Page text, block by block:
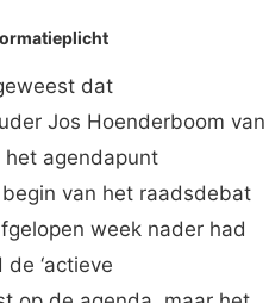
dat
Jos Hoenderboom van
het agendapunt
begin van het raadsdebat
week nader had
‘actieve